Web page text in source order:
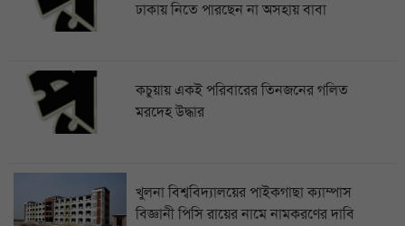
ঢাকায় নিতে পারছেন না অসহায় বাবা
কচুয়ায় একই পরিবারের তিনজনের গলিত
মরদেহ উদ্ধার
খুলনা বিশ্ববিদ্যালয়ের পাইকগাছা ক্যাম্পাস
বিজ্ঞানী পিসি রায়ের নামে নামকরণের দাবি